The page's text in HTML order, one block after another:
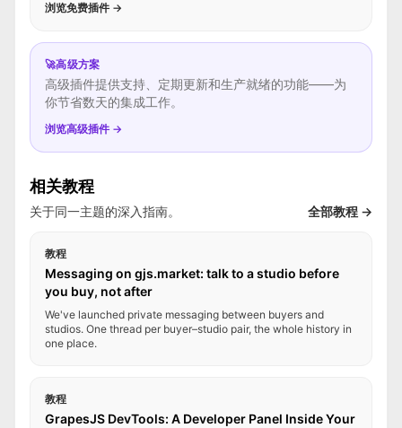
浏览免费插件 →
🚀高级方案
高级插件提供支持、定期更新和生产就绪的功能——为
你节省数天的集成工作。
浏览高级插件 →
相关教程
关于同一主题的深入指南。 全部教程 →
教程
Messaging on gjs.market: talk to a studio before
you buy, not after
We've launched private messaging between buyers and
studios. One thread per buyer–studio pair, the whole history in
one place.
教程
GrapesJS DevTools: A Developer Panel Inside Your